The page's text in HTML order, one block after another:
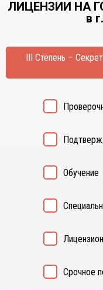
Курган
Липецк
М
Магнитогорск
Махачкала
Н
Набережные
Нижний
Новокузнецк
ЛИЦЕНЗИИ НА
в
III Степень –
Обучение
Срочное